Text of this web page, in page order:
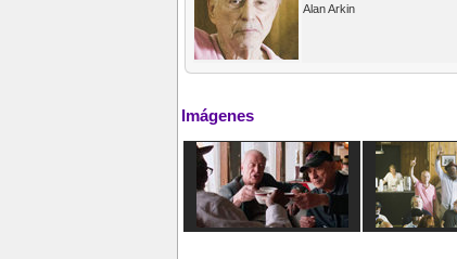
Alan Arkin
Imágenes